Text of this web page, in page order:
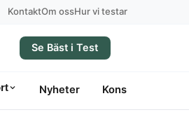
KontaktOm ossHur vi testar
Se Bäst i Test
Nyheter